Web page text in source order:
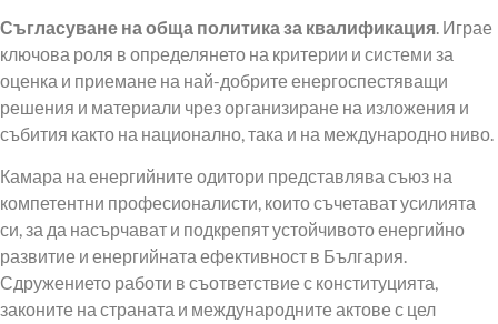
Съгласуване на обща политика за квалификация. Играе
ключова роля в определянето на критерии и системи за
оценка и приемане на най-добрите енергоспестяващи
решения и материали чрез организиране на изложения и
събития както на национално, така и на международно ниво.
Камара на енергийните одитори представлява съюз на
компетентни професионалисти, които съчетават усилията
си, за да насърчават и подкрепят устойчивото енергийно
развитие и енергийната ефективност в България.
Сдружението работи в съответствие с конституцията,
законите на страната и международните актове с цел